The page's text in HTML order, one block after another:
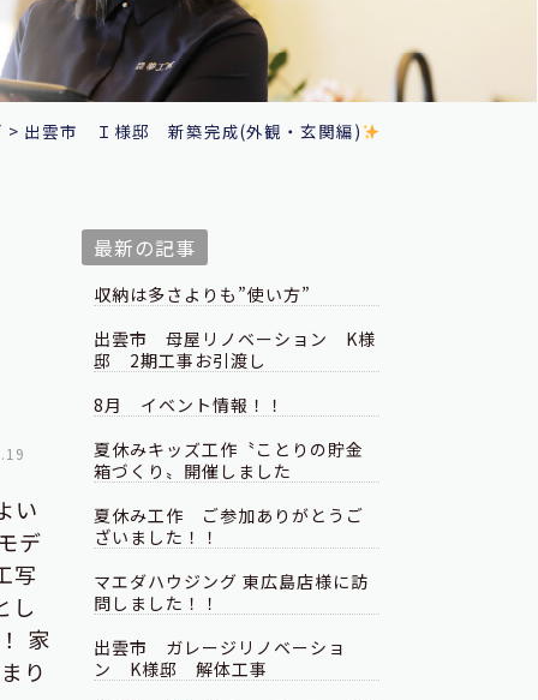
> 出雲市 Ｉ様邸 新築完成(外観・玄関編)
い
デ
写
し
家
り
最新の記事
収納は多さよりも”使い方”
出雲市 母屋リノベーション K様
邸 2期工事お引渡し
8月 イベント情報！！
夏休みキッズ工作〝ことりの貯金
箱づくり〟開催しました
夏休み工作 ご参加ありがとうご
ざいました！！
マエダハウジング 東広島店様に訪
問しました！！
出雲市 ガレージリノベーショ
ン K様邸 解体工事